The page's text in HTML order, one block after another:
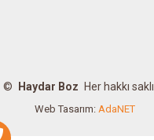
© Haydar Boz Her hakkı
Web Tasarım: AdaNET